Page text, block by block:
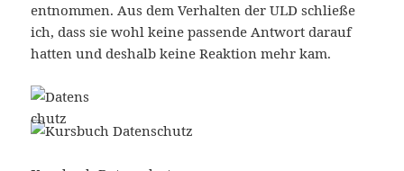
entnommen. Aus dem Verhalten der ULD schließe
ich, dass sie wohl keine passende Antwort darauf
hatten und deshalb keine Reaktion mehr kam.